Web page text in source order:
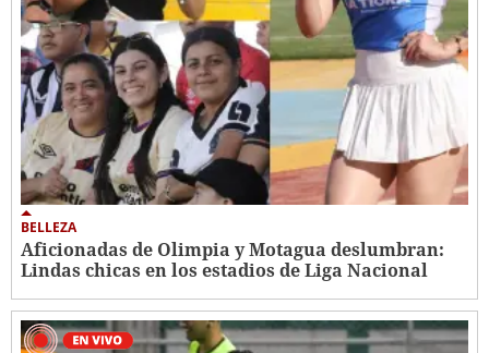
BELLEZA
Aficionadas de Olimpia y Motagua deslumbran:
Lindas chicas en los estadios de Liga Nacional